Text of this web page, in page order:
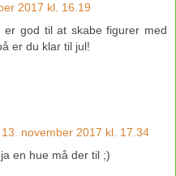
2017 kl. 16.19
god til at skabe figurer med
er du klar til jul!
13. november 2017 kl. 17.34
en hue må der til ;)